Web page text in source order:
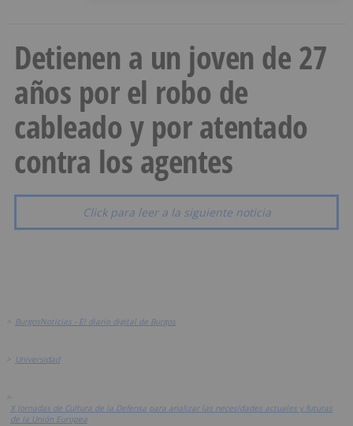
Detienen a un joven de 27
años por el robo de
cableado y por atentado
contra los agentes
Click para leer a la siguiente noticia
> BurgosNoticias - El diario digital de Burgos
> Universidad
>
X Jornadas de Cultura de la Defensa para analizar las necesidades actuales y futuras
de la Unión Europea